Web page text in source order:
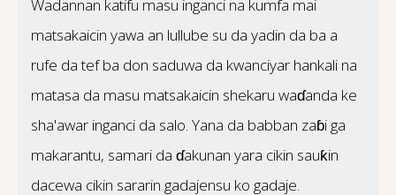
Wadannan katifu masu inganci na kumfa mai
matsakaicin yawa an lullube su da yadin da ba a
rufe da tef ba don saduwa da kwanciyar hankali na
matasa da masu matsakaicin shekaru waɗanda ke
sha'awar inganci da salo. Yana da babban zaɓi ga
makarantu, samari da ɗakunan yara cikin sauƙin
dacewa cikin sararin gadajensu ko gadaje.